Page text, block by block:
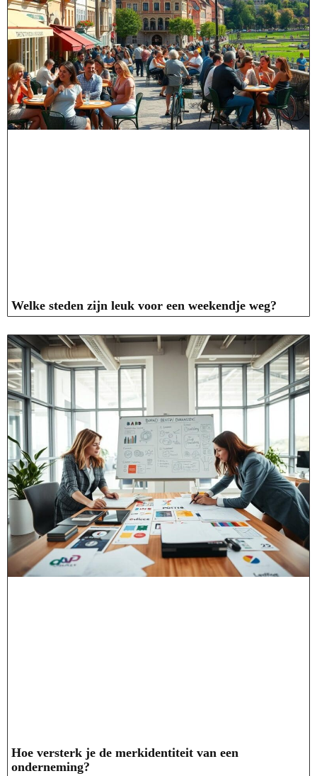
Welke steden zijn leuk voor een weekendje weg?
Hoe versterk je de merkidentiteit van een
onderneming?